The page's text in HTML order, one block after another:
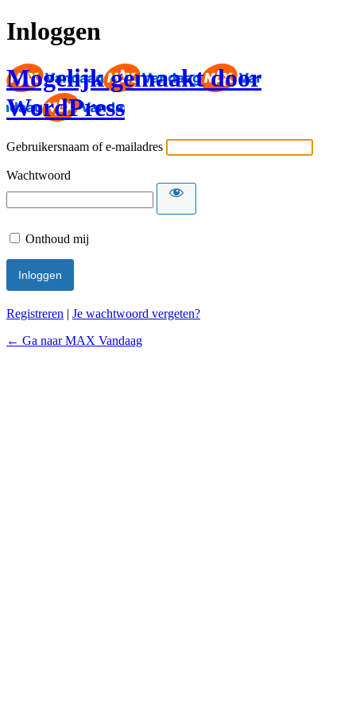
Inloggen
Mogelijk gemaakt door
WordPress
Gebruikersnaam of e-mailadres
Wachtwoord
Onthoud mij
Registreren | Je wachtwoord vergeten?
← Ga naar MAX Vandaag